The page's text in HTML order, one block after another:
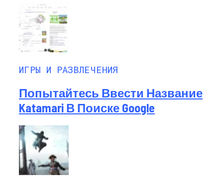
ИГРЫ И РАЗВЛЕЧЕНИЯ
Попытайтесь Ввести Название
Katamari В Поиске Google